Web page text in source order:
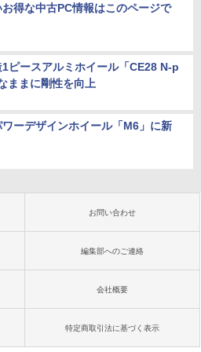
得な中古PC情報はこのページで
1ピースアルミホイール「CE28 N-p
ままに剛性を向上
ワーデザインホイール「M6」に新
お問い合わせ
編集部へのご連絡
会社概要
特定商取引法に基づく表示